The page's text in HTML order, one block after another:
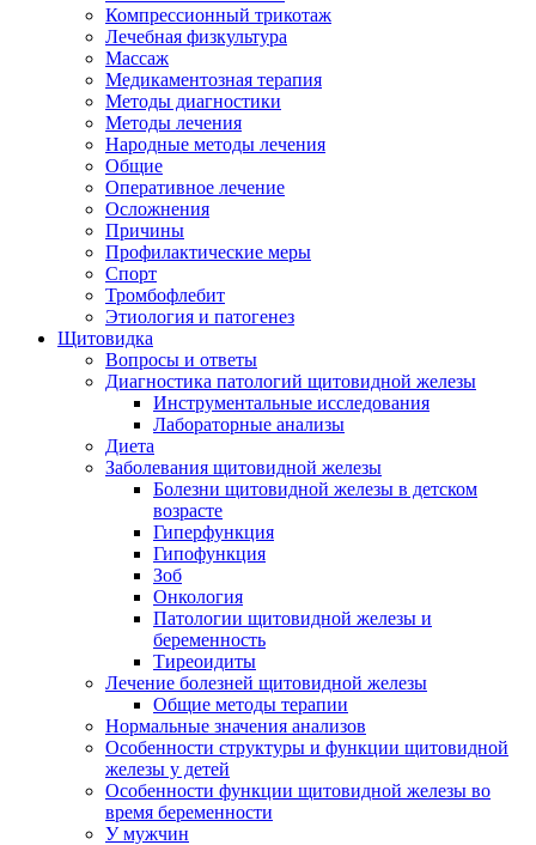
Компрессионный трикотаж
Лечебная физкультура
Массаж
Медикаментозная терапия
Методы диагностики
Методы лечения
Народные методы лечения
Общие
Оперативное лечение
Осложнения
Причины
Профилактические меры
Спорт
Тромбофлебит
Этиология и патогенез
Щитовидка
Вопросы и ответы
Диагностика патологий щитовидной железы
Инструментальные исследования
Лабораторные анализы
Диета
Заболевания щитовидной железы
Болезни щитовидной железы в детском
возрасте
Гиперфункция
Гипофункция
Зоб
Онкология
Патологии щитовидной железы и
беременность
Тиреоидиты
Лечение болезней щитовидной железы
Общие методы терапии
Нормальные значения анализов
Особенности структуры и функции щитовидной
железы у детей
Особенности функции щитовидной железы во
время беременности
У мужчин